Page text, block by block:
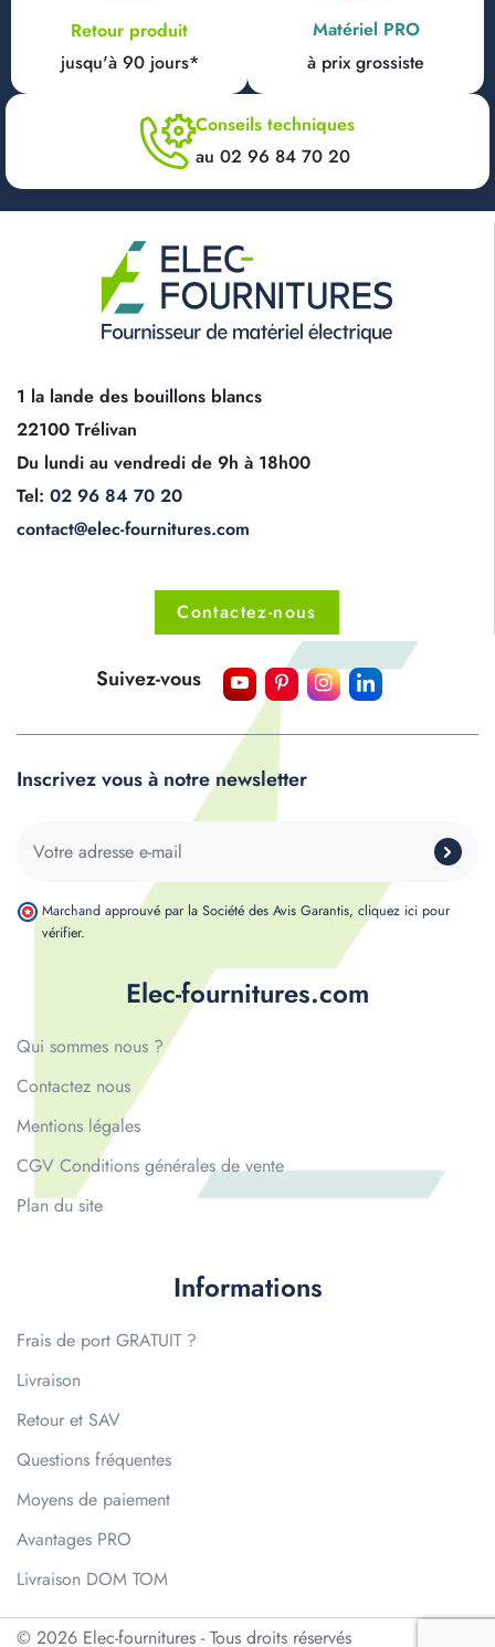
Retour produit
jusqu'à 90 jours*
Matériel PRO
à prix grossiste
Conseils techniques
au 02 96 84 70 20
1 la lande des bouillons blancs
22100 Trélivan
Du lundi au vendredi de 9h à 18h00
Tel: 02 96 84 70 20
contact@elec-fournitures.com
Contactez-nous
Elec-fournitures.com
Qui sommes nous ?
Contactez nous
Mentions légales
CGV Conditions générales de vente
Plan du site
Informations
Frais de port GRATUIT ?
Livraison
Retour et SAV
Questions fréquentes
Moyens de paiement
Avantages PRO
Livraison DOM TOM
Suivez-vous
Inscrivez vous à notre newsletter
Marchand approuvé par la Société des Avis Garantis, cliquez ici pour
vérifier.
© 2026 Elec-fournitures - Tous droits réservés